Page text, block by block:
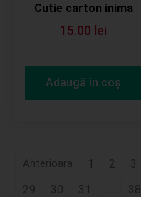
Cutie carton inima
15.00 lei
Adaugă în coș
1 2 3
29
30 31 38